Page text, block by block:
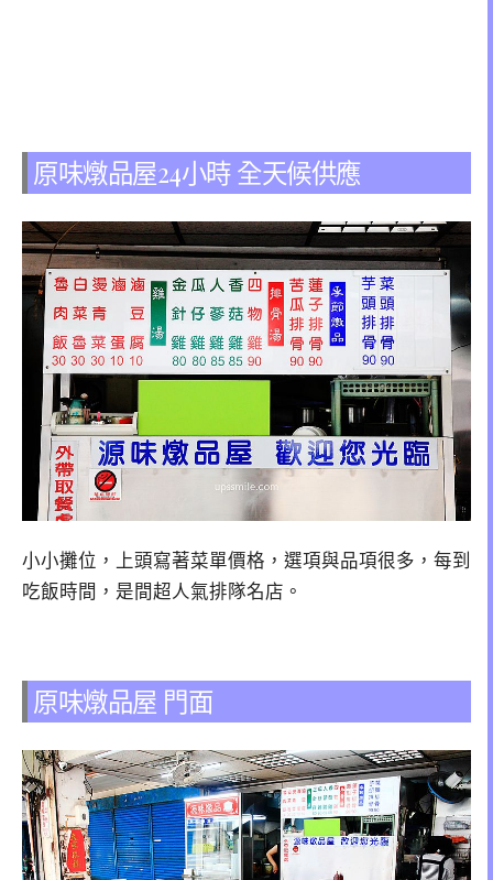
原味燉品屋24小時 全天候供應
小小攤位，上頭寫著菜單價格，選項與品項很多，每到
吃飯時間，是間超人氣排隊名店。
原味燉品屋 門面